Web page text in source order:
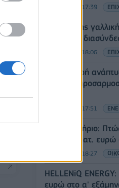
05/08/2026 - 17:39
Είσοδος της
ηλεκτρική
05/08/2026 - 18:06
ΔΕΗ: Ισχυρή
2026 με
05/08/2026 - 17:51
Χρηματιστήριο:
315,71 εκατ. ευρώ
05/08/2026 - 18:27
HELLENiQ
ευρώ στο α'